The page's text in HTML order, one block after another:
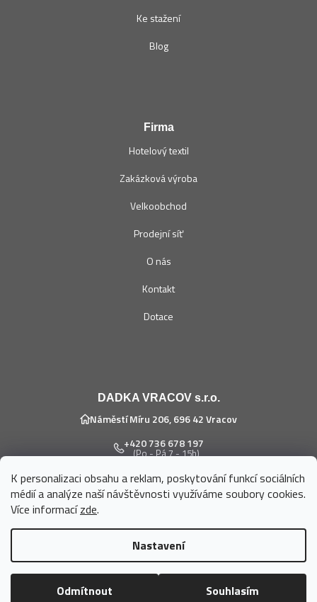
K personalizaci obsahu a reklam, poskytování funkcí sociálních
médií a analýze naší návštěvnosti využíváme soubory cookies.
Více informacízde.
Nastavení
Odmítnout Souhlasím
Ke stažení
Blog
Firma
Hotelový textil
Zakázková výroba
Velkoobchod
Prodejní síť
O nás
Kontakt
Dotace
DADKA VRACOV s.r.o.
Náměstí Míru 206, 696 42 Vracov
+420 736 678 197
(Po - Pá 7 - 15h)
eshop@dadka.cz
Copyright 2026DADKA VRACOV s.r.o. . Všechna práva vyhrazena.